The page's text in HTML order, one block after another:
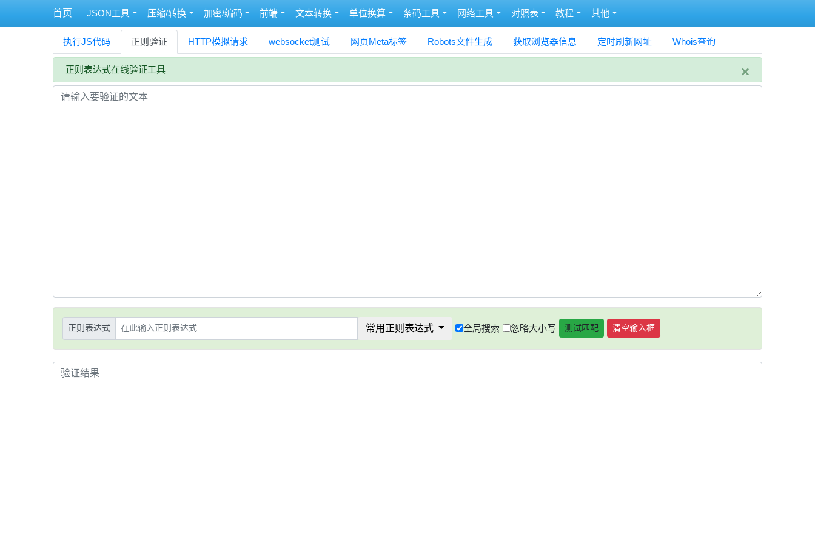
首页 JSON工具 压缩/转换 加密/编码 前端 文本转换 单位换算 条码工具 网络工具 对照表 教程 其他
执行JS代码 正则验证 HTTP模拟请求 websocket测试 网页Meta标签 Robots文件生成 获取浏览器信息 定时刷新网址 Whois查询
×
正则表达式在线验证工具
正则表达式 常用正则表达式 全局搜索 忽略大小写 测试匹配